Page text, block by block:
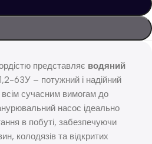
представляє водяний
63У – потужний і надійний
всім сучасним вимогам до
насос ідеально
в побуті, забезпечуючи
колодязів та відкритих